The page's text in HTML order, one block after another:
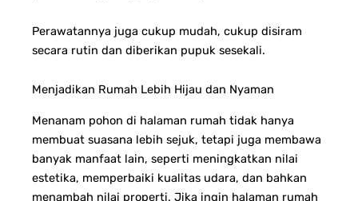
Perawatannya juga cukup mudah, cukup disiram
secara rutin dan diberikan pupuk sesekali.
Menjadikan Rumah Lebih Hijau dan Nyaman
Menanam pohon di halaman rumah tidak hanya
membuat suasana lebih sejuk, tetapi juga membawa
banyak manfaat lain, seperti meningkatkan nilai
estetika, memperbaiki kualitas udara, dan bahkan
menambah nilai properti. Jika ingin halaman rumah